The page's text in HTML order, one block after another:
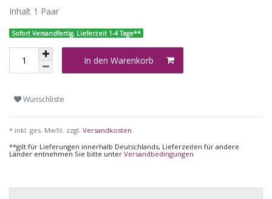
Inhalt 1 Paar
Sofort Versandfertig, Lieferzeit 1-4 Tage**
In den Warenkorb
Wunschliste
* inkl. ges. MwSt. zzgl. Versandkosten
**gilt für Lieferungen innerhalb Deutschlands, Lieferzeiten für andere
Länder entnehmen Sie bitte unter Versandbedingungen